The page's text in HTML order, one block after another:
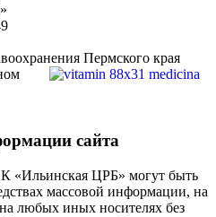
Пермского края
сайта
«Ильинская ЦРБ» могут быть
массовой информации, на
любых иных носителях без